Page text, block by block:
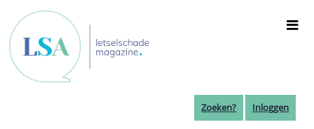
naar
de
inhoud
gaan
Zoeken? Inloggen